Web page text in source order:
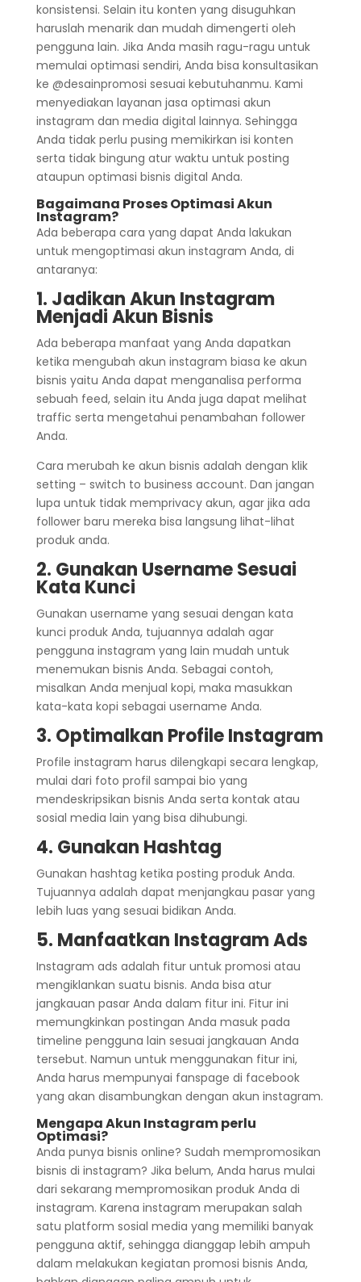
konsistensi. Selain itu konten yang disuguhkan
haruslah menarik dan mudah dimengerti oleh
pengguna lain. Jika Anda masih ragu-ragu untuk
memulai optimasi sendiri, Anda bisa konsultasikan
ke @desainpromosi sesuai kebutuhanmu. Kami
menyediakan layanan jasa optimasi akun
instagram dan media digital lainnya. Sehingga
Anda tidak perlu pusing memikirkan isi konten
serta tidak bingung atur waktu untuk posting
ataupun optimasi bisnis digital Anda.
Bagaimana Proses Optimasi Akun
Instagram?
Ada beberapa cara yang dapat Anda lakukan
untuk mengoptimasi akun instagram Anda, di
antaranya:
1. Jadikan Akun Instagram
Menjadi Akun Bisnis
Ada beberapa manfaat yang Anda dapatkan
ketika mengubah akun instagram biasa ke akun
bisnis yaitu Anda dapat menganalisa performa
sebuah feed, selain itu Anda juga dapat melihat
traffic serta mengetahui penambahan follower
Anda.
Cara merubah ke akun bisnis adalah dengan klik
setting – switch to business account. Dan jangan
lupa untuk tidak memprivacy akun, agar jika ada
follower baru mereka bisa langsung lihat-lihat
produk anda.
2. Gunakan Username Sesuai
Kata Kunci
Gunakan username yang sesuai dengan kata
kunci produk Anda, tujuannya adalah agar
pengguna instagram yang lain mudah untuk
menemukan bisnis Anda. Sebagai contoh,
misalkan Anda menjual kopi, maka masukkan
kata-kata kopi sebagai username Anda.
3. Optimalkan Profile Instagram
Profile instagram harus dilengkapi secara lengkap,
mulai dari foto profil sampai bio yang
mendeskripsikan bisnis Anda serta kontak atau
sosial media lain yang bisa dihubungi.
4. Gunakan Hashtag
Gunakan hashtag ketika posting produk Anda.
Tujuannya adalah dapat menjangkau pasar yang
lebih luas yang sesuai bidikan Anda.
5. Manfaatkan Instagram Ads
Instagram ads adalah fitur untuk promosi atau
mengiklankan suatu bisnis. Anda bisa atur
jangkauan pasar Anda dalam fitur ini. Fitur ini
memungkinkan postingan Anda masuk pada
timeline pengguna lain sesuai jangkauan Anda
tersebut. Namun untuk menggunakan fitur ini,
Anda harus mempunyai fanspage di facebook
yang akan disambungkan dengan akun instagram.
Mengapa Akun Instagram perlu
Optimasi?
Anda punya bisnis online? Sudah mempromosikan
bisnis di instagram? Jika belum, Anda harus mulai
dari sekarang mempromosikan produk Anda di
instagram. Karena instagram merupakan salah
satu platform sosial media yang memiliki banyak
pengguna aktif, sehingga dianggap lebih ampuh
dalam melakukan kegiatan promosi bisnis Anda,